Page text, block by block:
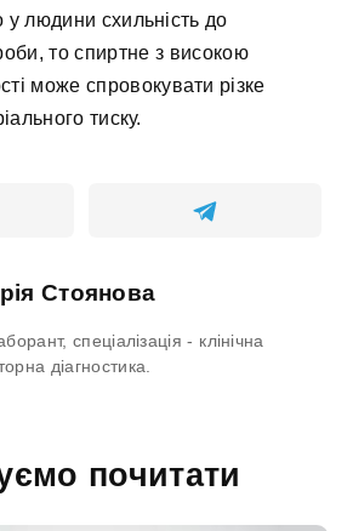
людини схильність до
то спиртне з високою
може спровокувати різке
тиску.
Стоянова
спеціалізація - клінічна
діагностика.
почитати